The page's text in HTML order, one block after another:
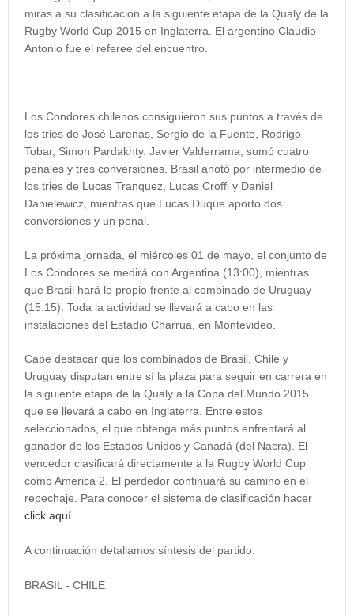
miras a su clasificación a la siguiente etapa de la Qualy de la
Rugby World Cup 2015 en Inglaterra. El argentino Claudio
Antonio fue el referee del encuentro.
Los Condores chilenos consiguieron sus puntos a través de
los tries de José Larenas, Sergio de la Fuente, Rodrigo
Tobar, Simon Pardakhty. Javier Valderrama, sumó cuatro
penales y tres conversiones. Brasil anotó por intermedio de
los tries de Lucas Tranquez, Lucas Croffi y Daniel
Danielewicz, mientras que Lucas Duque aporto dos
conversiones y un penal.
La próxima jornada, el miércoles 01 de mayo, el conjunto de
Los Condores se medirá con Argentina (13:00), mientras
que Brasil hará lo propio frente al combinado de Uruguay
(15:15). Toda la actividad se llevará a cabo en las
instalaciones del Estadio Charrua, en Montevideo.
Cabe destacar que los combinados de Brasil, Chile y
Uruguay disputan entre sí la plaza para seguir en carrera en
la siguiente etapa de la Qualy a la Copa del Mundo 2015
que se llevará a cabo en Inglaterra. Entre estos
seleccionados, el que obtenga más puntos enfrentará al
ganador de los Estados Unidos y Canadá (del Nacra). El
vencedor clasificará directamente a la Rugby World Cup
como America 2. El perdedor continuará su camino en el
repechaje. Para conocer el sistema de clasificación hacer
click aquí.
A continuación detallamos síntesis del partido:
BRASIL - CHILE